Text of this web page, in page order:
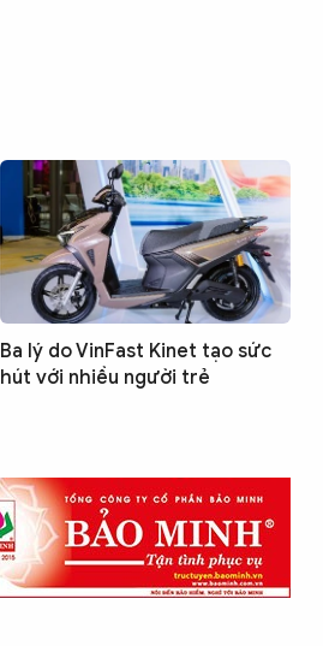
Ba lý do VinFast Kinet tạo sức
hút với nhiều người trẻ